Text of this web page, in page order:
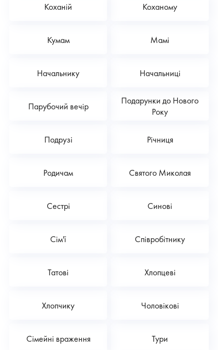
Коханій Коханому
Кумам Мамі
Начальнику Начальниці
Парубочий вечір
Подарунки до Нового
Року
Подрузі Річниця
Родичам Святого Миколая
Сестрі Синові
Сім'ї Співробітнику
Татові Хлопцеві
Хлопчику Чоловікові
Сімейні враження Тури